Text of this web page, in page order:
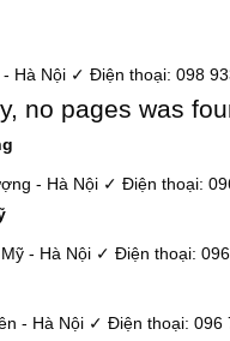
Hà Nội ✓ Điện thoại: 098
no pages was
- Hà Nội ✓ Điện thoại:
- Hà Nội ✓ Điện thoại:
- Hà Nội ✓ Điện thoại: 096